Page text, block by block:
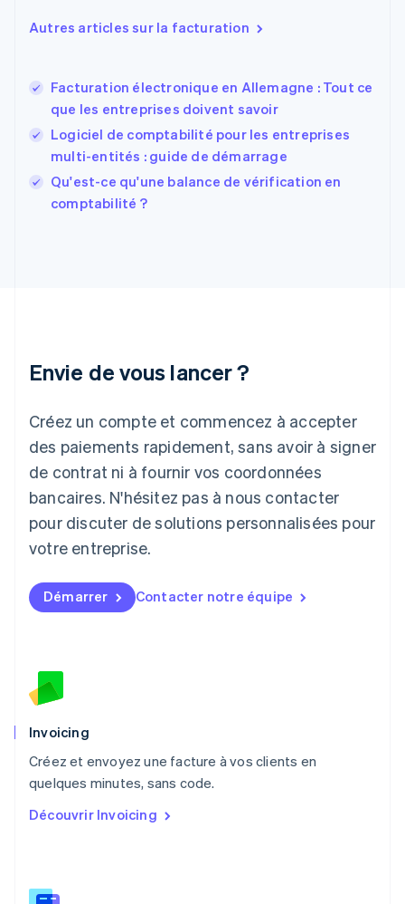
Autres articles sur la facturation
Facturation électronique en Allemagne : Tout ce
que les entreprises doivent savoir
Logiciel de comptabilité pour les entreprises
multi-entités : guide de démarrage
Qu'est-ce qu'une balance de vérification en
comptabilité ?
Envie de vous lancer ?
Créez un compte et commencez à accepter
des paiements rapidement, sans avoir à signer
de contrat ni à fournir vos coordonnées
bancaires. N'hésitez pas à nous contacter
pour discuter de solutions personnalisées pour
votre entreprise.
Démarrer Contacter notre équipe
Invoicing
Créez et envoyez une facture à vos clients en
quelques minutes, sans code.
Découvrir Invoicing
États-Unis
EnglishSvenska
France
Français
Gibraltar
English
Grèce
English
Hongrie
日本語 English
English
Liechtenstein
Deutsch English
Lituanie
English
Luxembourg
FrançaisDeutschEnglish
Malaisie
Malte
English
Mexique
English
Nouvelle-Zélande
Pays-Bas
Nederlands
Pologne
English
PortuguêsEnglish
English